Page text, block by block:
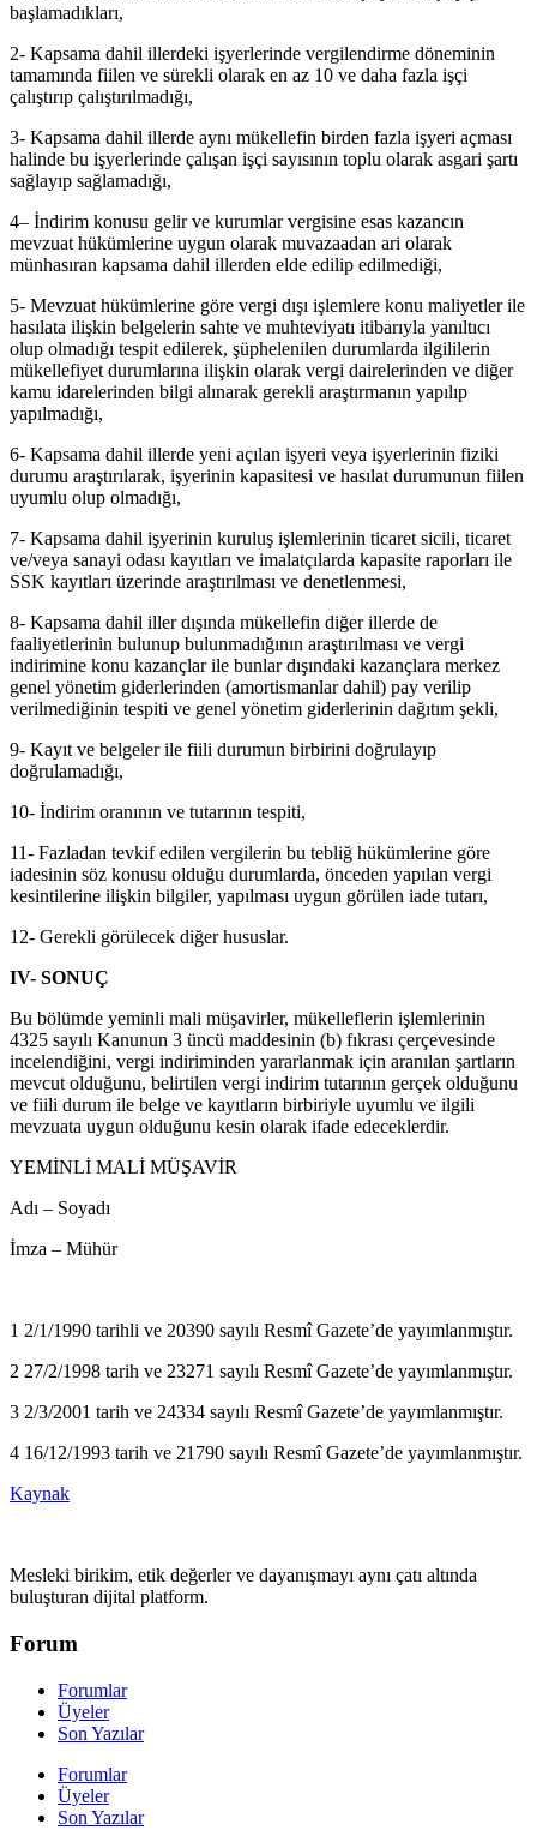
başlamadıkları,
2- Kapsama dahil illerdeki işyerlerinde vergilendirme döneminin
tamamında fiilen ve sürekli olarak en az 10 ve daha fazla işçi
çalıştırıp çalıştırılmadığı,
3- Kapsama dahil illerde aynı mükellefin birden fazla işyeri açması
halinde bu işyerlerinde çalışan işçi sayısının toplu olarak asgari şartı
sağlayıp sağlamadığı,
4– İndirim konusu gelir ve kurumlar vergisine esas kazancın
mevzuat hükümlerine uygun olarak muvazaadan ari olarak
münhasıran kapsama dahil illerden elde edilip edilmediği,
5- Mevzuat hükümlerine göre vergi dışı işlemlere konu maliyetler ile
hasılata ilişkin belgelerin sahte ve muhteviyatı itibarıyla yanıltıcı
olup olmadığı tespit edilerek, şüphelenilen durumlarda ilgililerin
mükellefiyet durumlarına ilişkin olarak vergi dairelerinden ve diğer
kamu idarelerinden bilgi alınarak gerekli araştırmanın yapılıp
yapılmadığı,
6- Kapsama dahil illerde yeni açılan işyeri veya işyerlerinin fiziki
durumu araştırılarak, işyerinin kapasitesi ve hasılat durumunun fiilen
uyumlu olup olmadığı,
7- Kapsama dahil işyerinin kuruluş işlemlerinin ticaret sicili, ticaret
ve/veya sanayi odası kayıtları ve imalatçılarda kapasite raporları ile
SSK kayıtları üzerinde araştırılması ve denetlenmesi,
8- Kapsama dahil iller dışında mükellefin diğer illerde de
faaliyetlerinin bulunup bulunmadığının araştırılması ve vergi
indirimine konu kazançlar ile bunlar dışındaki kazançlara merkez
genel yönetim giderlerinden (amortismanlar dahil) pay verilip
verilmediğinin tespiti ve genel yönetim giderlerinin dağıtım şekli,
9- Kayıt ve belgeler ile fiili durumun birbirini doğrulayıp
doğrulamadığı,
10- İndirim oranının ve tutarının tespiti,
11- Fazladan tevkif edilen vergilerin bu tebliğ hükümlerine göre
iadesinin söz konusu olduğu durumlarda, önceden yapılan vergi
kesintilerine ilişkin bilgiler, yapılması uygun görülen iade tutarı,
12- Gerekli görülecek diğer hususlar.
IV- SONUÇ
Bu bölümde yeminli mali müşavirler, mükelleflerin işlemlerinin
4325 sayılı Kanunun 3 üncü maddesinin (b) fıkrası çerçevesinde
incelendiğini, vergi indiriminden yararlanmak için aranılan şartların
mevcut olduğunu, belirtilen vergi indirim tutarının gerçek olduğunu
ve fiili durum ile belge ve kayıtların birbiriyle uyumlu ve ilgili
mevzuata uygun olduğunu kesin olarak ifade edeceklerdir.
YEMİNLİ MALİ MÜŞAVİR
Adı – Soyadı
İmza – Mühür
1 2/1/1990 tarihli ve 20390 sayılı Resmî Gazete’de yayımlanmıştır.
2 27/2/1998 tarih ve 23271 sayılı Resmî Gazete’de yayımlanmıştır.
3 2/3/2001 tarih ve 24334 sayılı Resmî Gazete’de yayımlanmıştır.
4 16/12/1993 tarih ve 21790 sayılı Resmî Gazete’de yayımlanmıştır.
Kaynak
Mesleki birikim, etik değerler ve dayanışmayı aynı çatı altında
buluşturan dijital platform.
Forum
Forumlar
Üyeler
Son Yazılar
Forumlar
Üyeler
Son Yazılar